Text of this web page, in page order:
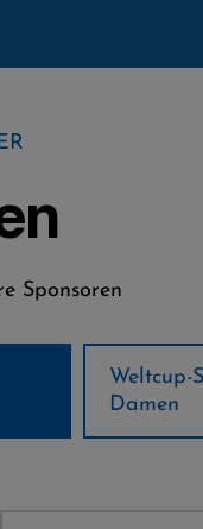
Sponsoren
Weltcup-
Herren